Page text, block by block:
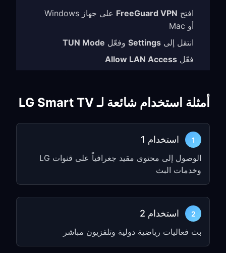
افتح FreeGuard VPN
على جهاز Windows
أو Mac
انتقل إلى Settings وفعّل TUN Mode
فعّل Allow LAN Access
Proxy في LG WebOS
اضغط على زر
(أيقونة الترس) في
جهاز التحكم LG Magic Remote
انتقل إلى
Network→Wi-Fi Connection
اختر شبكة Wi-Fi المتصلة بها
انقر Advanced Settings
ابحث عن إعداداتProxyوفعّلها
اخترManual Setup
أمثلة استخدام شائعة لـ LG Smart TV
1 استخدام 1
الوصول إلى محتوى مقيد جغرافياً على قنوات LG
وخدمات البث
2 استخدام 2
بث فعاليات رياضية دولية وتلفزيون مباشر